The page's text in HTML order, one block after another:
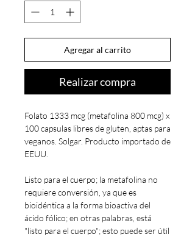
Agregar al carrito
Realizar compra
Folato 1333 mcg (metafolina 800 mcg) x
100 capsulas libres de gluten, aptas para
veganos. Solgar. Producto importado de
EEUU.
Listo para el cuerpo; la metafolina no
requiere conversión, ya que es
bioidéntica a la forma bioactiva del
ácido fólico; en otras palabras, está
"listo para el cuerpo"; esto puede ser útil